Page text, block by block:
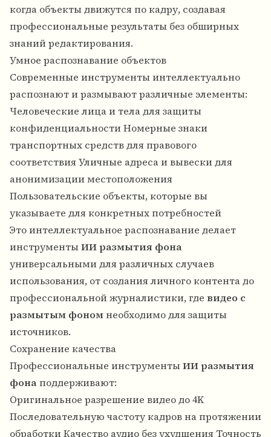
когда объекты движутся по кадру, создавая
профессиональные результаты без обширных
знаний редактирования.
Умное распознавание объектов
Современные инструменты интеллектуально
распознают и размывают различные элементы:
Человеческие лица и тела для защиты
конфиденциальности Номерные знаки
транспортных средств для правового
соответствия Уличные адреса и вывески для
анонимизации местоположения
Пользовательские объекты, которые вы
указываете для конкретных потребностей
Это интеллектуальное распознавание делает
инструментыИИ размытия фона
универсальными для различных случаев
использования, от создания личного контента до
профессиональной журналистики, где видео с
размытым фономнеобходимо для защиты
источников.
Сохранение качества
Профессиональные инструментыИИ размытия
фонаподдерживают:
Оригинальное разрешение видео до 4K
Последовательную частоту кадров на протяжении
обработки Качество аудио без ухудшения Точность